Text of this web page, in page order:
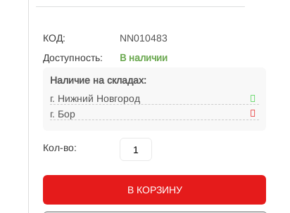
КОД:
NN010483
Доступность:
В наличии
Наличие на складах:
г. Нижний Новгород
г. Бор
Кол-во:
В КОРЗИНУ